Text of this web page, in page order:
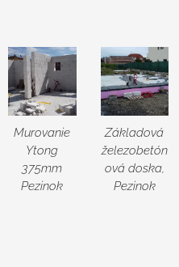
Murovanie
Ytong
375mm
Pezinok
Základová
železobetón
ová doska,
Pezinok